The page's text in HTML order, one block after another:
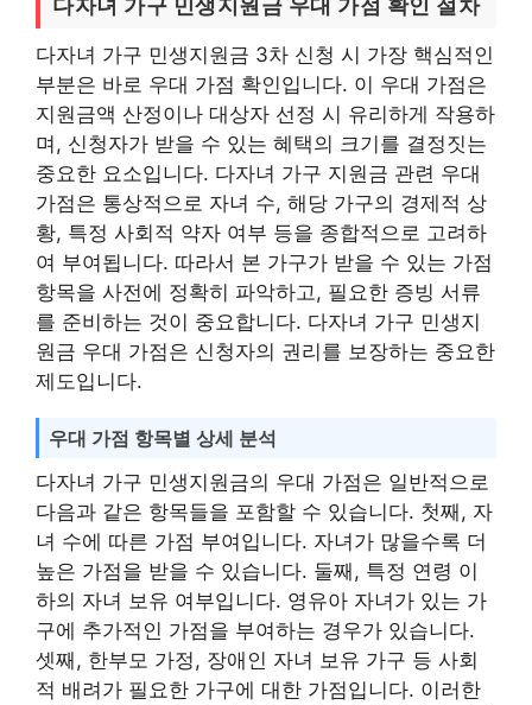
다자녀 가구 민생지원금 3차 신청 시 가장 핵심적인
부분은 바로 우대 가점 확인입니다. 이 우대 가점은
지원금액 산정이나 대상자 선정 시 유리하게 작용하
며, 신청자가 받을 수 있는 혜택의 크기를 결정짓는
중요한 요소입니다. 다자녀 가구 지원금 관련 우대
가점은 통상적으로 자녀 수, 해당 가구의 경제적 상
황, 특정 사회적 약자 여부 등을 종합적으로 고려하
여 부여됩니다. 따라서 본 가구가 받을 수 있는 가점
항목을 사전에 정확히 파악하고, 필요한 증빙 서류
를 준비하는 것이 중요합니다. 다자녀 가구 민생지
원금 우대 가점은 신청자의 권리를 보장하는 중요한
제도입니다.
우대 가점 항목별 상세 분석
다자녀 가구 민생지원금의 우대 가점은 일반적으로
다음과 같은 항목들을 포함할 수 있습니다. 첫째, 자
녀 수에 따른 가점 부여입니다. 자녀가 많을수록 더
높은 가점을 받을 수 있습니다. 둘째, 특정 연령 이
하의 자녀 보유 여부입니다. 영유아 자녀가 있는 가
구에 추가적인 가점을 부여하는 경우가 있습니다.
셋째, 한부모 가정, 장애인 자녀 보유 가구 등 사회
적 배려가 필요한 가구에 대한 가점입니다. 이러한